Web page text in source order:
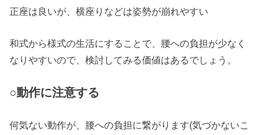
正座は良いが、横座りなどは姿勢が崩れやすい
和式から様式の生活にすることで、腰への負担が少なく
なりやすいので、検討してみる価値はあるでしょう。
○動作に注意する
何気ない動作が、腰への負担に繋がります(気づかないこ